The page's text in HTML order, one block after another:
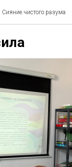
Сияние чистого разума